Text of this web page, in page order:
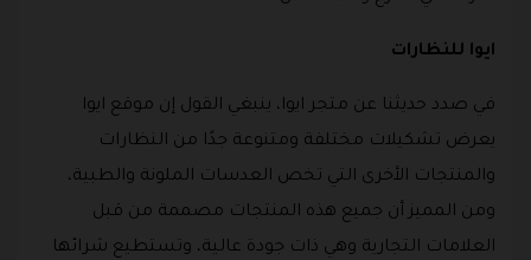
ايوا للنظارات
في صدد حديثنا عن متجر ايوا، ينبغي القول إن موقع ايوا
يعرض تشكيلات مختلفة ومتنوعة جدًا من النظارات
والمنتجات الأخرى التي تخص العدسات الملونة والطبية،
ومن المميز أن جميع هذه المنتجات مصممة من قبل
العلامات التجارية وهي ذات جودة عالية، وتستطيع شرائها